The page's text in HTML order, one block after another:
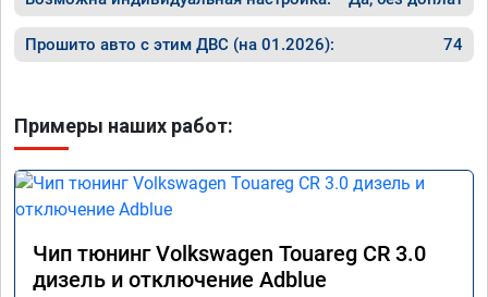
Прошито авто с этим ДВС (на 01.2026): 74
Примеры наших работ:
Чип тюнинг Volkswagen Touareg CR 3.0
дизель и отключение Adblue